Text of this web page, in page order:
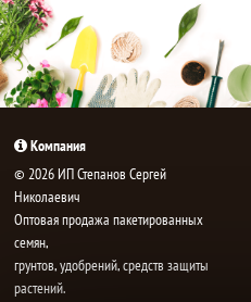
Компания
© 2026 ИП Степанов Сергей
Николаевич
Oптовая продажа пакетированных
семян,
грунтов, удобрений, средств защиты
растений.